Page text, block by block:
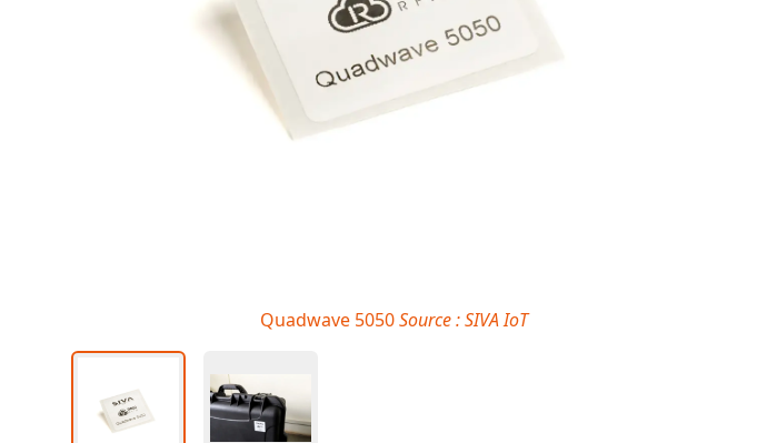
Quadwave 5050Source : SIVA IoT